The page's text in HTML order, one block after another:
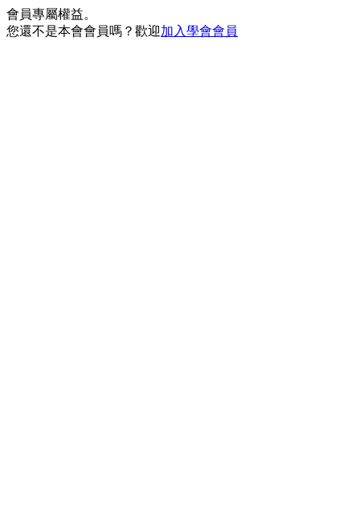
會員專屬權益。
您還不是本會會員嗎？歡迎加入學會會員